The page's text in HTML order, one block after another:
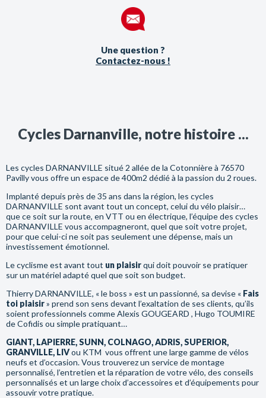
Une question ?
Contactez-nous !
Cycles Darnanville, notre histoire ...
Les cycles DARNANVILLE situé 2 allée de la Cotonnière à 76570
Pavilly vous offre un espace de 400m2 dédié à la passion du 2 roues.
Implanté depuis près de 35 ans dans la région, les cycles
DARNANVILLE sont avant tout un concept, celui du vélo plaisir…
que ce soit sur la route, en VTT ou en électrique, l’équipe des cycles
DARNANVILLE vous accompagneront, quel que soit votre projet,
pour que celui-ci ne soit pas seulement une dépense, mais un
investissement émotionnel.
Le cyclisme est avant tout un plaisirqui doit pouvoir se pratiquer
sur un matériel adapté quel que soit son budget.
Thierry DARNANVILLE, « le boss » est un passionné, sa devise « Fais
toi plaisir» prend son sens devant l’exaltation de ses clients, qu’ils
soient professionnels comme Alexis GOUGEARD , Hugo TOUMIRE
de Cofidis ou simple pratiquant…
GIANT, LAPIERRE, SUNN, COLNAGO, ADRIS, SUPERIOR,
GRANVILLE, LIVou KTM vous offrent une large gamme de vélos
neufs et d’occasion. Vous trouverez un service de montage
personnalisé, l’entretien et la réparation de votre vélo, des conseils
personnalisés et un large choix d’accessoires et d’équipements pour
assouvir votre pratique.